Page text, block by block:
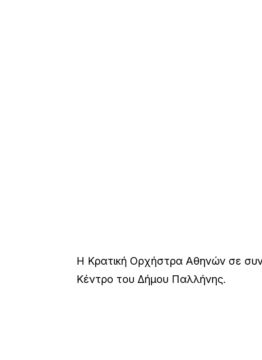
Η Κρατική Ορχήστρα Αθηνών σε
Κέντρο του Δήμου Παλλήνης.